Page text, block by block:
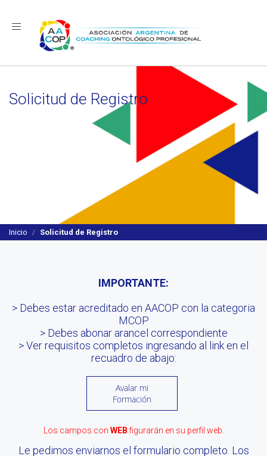
Navegación
Solicitud de Registro
Inicio Solicitud de Registro
IMPORTANTE:
> Debes estar acreditado en AACOP con la categoria
MCOP
> Debes abonar arancel correspondiente
> Ver requisitos completos ingresando al link en el
recuadro de abajo:
Avalar mi
Formación
Los campos con WEBfigurarán en su perfil web.
Le pedimos enviarnos el formulario completo. Los